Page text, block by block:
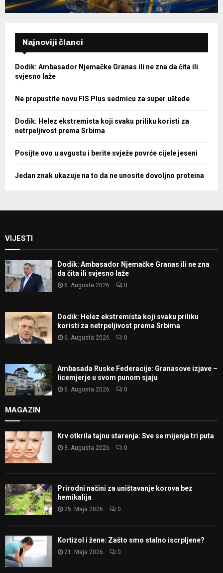
Najnoviji članci
Dodik: Ambasador Njemačke Granas ili ne zna da čita ili
svjesno laže
Ne propustite novu FIS Plus sedmicu za super uštede
Dodik: Helez ekstremista koji svaku priliku koristi za
netrpeljivost prema Srbima
Posijte ovo u avgustu i berite svježe povrće cijele jeseni
Jedan znak ukazuje na to da ne unosite dovoljno proteina
VIJESTI
Dodik: Ambasador Njemačke Granas ili ne zna
da čita ili svjesno laže
6. Augusta 2026. 0
Dodik: Helez ekstremista koji svaku priliku
koristi za netrpeljivost prema Srbima
6. Augusta 2026. 0
Ambasada Ruske Federacije: Granasove izjave –
licemjerje u svom punom sjaju
6. Augusta 2026. 0
MAGAZIN
Krv otkrila tajnu starenja: Sve se mijenja tri puta
3. Augusta 2026. 0
Prirodni načini za uništavanje korova bez
hemikalija
25. Maja 2026. 0
Kortizol i žene: Zašto smo stalno iscrpljene?
21. Maja 2026. 0